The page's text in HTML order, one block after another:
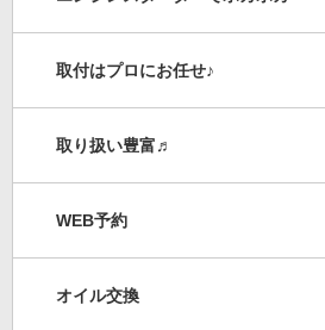
取付はプロにお任せ♪
取り扱い豊富♬
WEB予約
オイル交換